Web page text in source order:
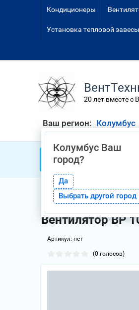
Кондиционеры
Установка тепловой завесы
20 лет вместе с
Ваш регион: Колумбус
Колумбус Ваш
город?
Да
Выбрать другой город
Главная
Вентилятор ВР
Артикул: нет
(0 голосов)
Каталог товаров